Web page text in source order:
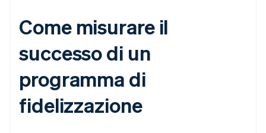
Come misurare il
successo di un
programma di
fidelizzazione